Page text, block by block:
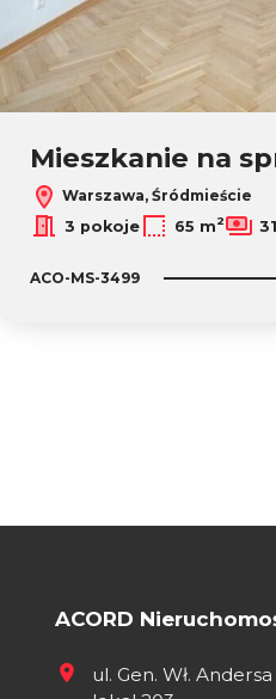
Mieszkanie na
Warszawa, Śródmieście
3 pokoje
65 m2
ACO-MS-3499
ACORD
ul. Gen. Wł. Andersa